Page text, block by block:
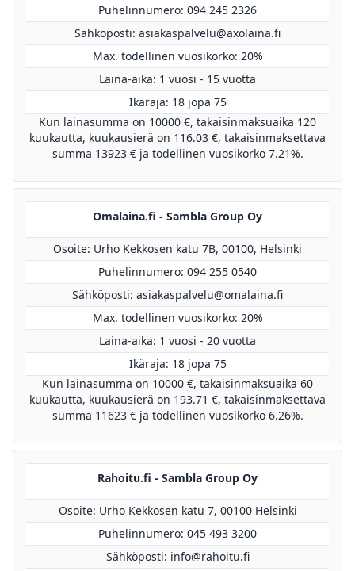
Puhelinnumero: 094 245 2326
Sähköposti: asiakaspalvelu@axolaina.fi
Max. todellinen vuosikorko: 20%
Laina-aika: 1 vuosi - 15 vuotta
Ikäraja: 18 jopa 75
Kun lainasumma on 10000 €, takaisinmaksuaika 120
kuukautta, kuukausierä on 116.03 €, takaisinmaksettava
summa 13923 € ja todellinen vuosikorko 7.21%.
Omalaina.fi - Sambla Group Oy
Osoite: Urho Kekkosen katu 7B, 00100, Helsinki
Puhelinnumero: 094 255 0540
Sähköposti: asiakaspalvelu@omalaina.fi
Max. todellinen vuosikorko: 20%
Laina-aika: 1 vuosi - 20 vuotta
Ikäraja: 18 jopa 75
Kun lainasumma on 10000 €, takaisinmaksuaika 60
kuukautta, kuukausierä on 193.71 €, takaisinmaksettava
summa 11623 € ja todellinen vuosikorko 6.26%.
Rahoitu.fi - Sambla Group Oy
Osoite: Urho Kekkosen katu 7, 00100 Helsinki
Puhelinnumero: 045 493 3200
Sähköposti: info@rahoitu.fi